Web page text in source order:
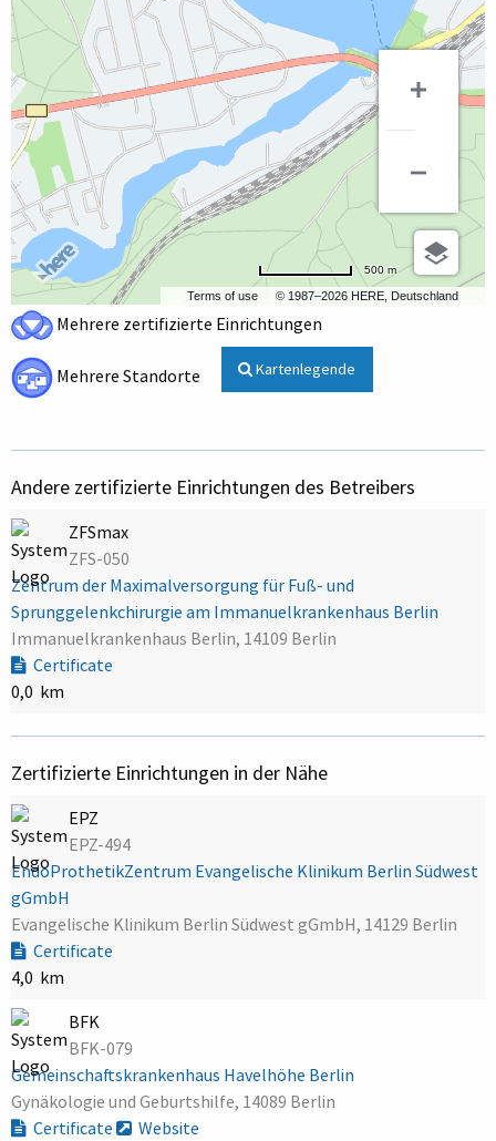
Terms of use © 1987–2026 HERE, Deutschland
500 m
Mehrere zertifizierte Einrichtungen
Mehrere Standorte Kartenlegende
Andere zertifizierte Einrichtungen des Betreibers
ZFSmax
ZFS-050
Zentrum der Maximalversorgung für Fuß- und
Sprunggelenkchirurgie am Immanuelkrankenhaus Berlin
Immanuelkrankenhaus Berlin, 14109 Berlin
Certificate
0,0 km
Zertifizierte Einrichtungen in der Nähe
EPZ
EPZ-494
EndoProthetikZentrum Evangelische Klinikum Berlin Südwest
gGmbH
Evangelische Klinikum Berlin Südwest gGmbH, 14129 Berlin
Certificate
4,0 km
BFK
BFK-079
Gemeinschaftskrankenhaus Havelhöhe Berlin
Gynäkologie und Geburtshilfe, 14089 Berlin
Certificate
Website